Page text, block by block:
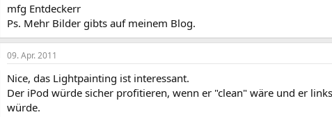
mfg Entdeckerr
Ps. Mehr Bilder gibts auf meinem Blog.
09. Apr. 2011
Nice, das Lightpainting ist interessant.
Der iPod würde sicher profitieren, wenn er "clean" wäre und er
würde.